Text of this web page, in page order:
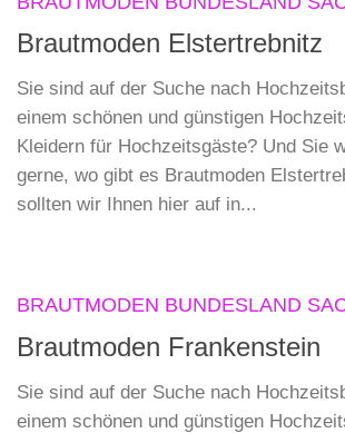
Brautmoden Elstertrebnitz
Sie sind auf der Suche nach
einem schönen und günstigen
Kleidern für Hochzeitsgäste? Und Sie
gerne, wo gibt es Brautmoden
sollten wir Ihnen hier auf in...
BRAUTMODEN BUNDESLAND
Brautmoden Frankenstein
Sie sind auf der Suche nach
einem schönen und günstigen